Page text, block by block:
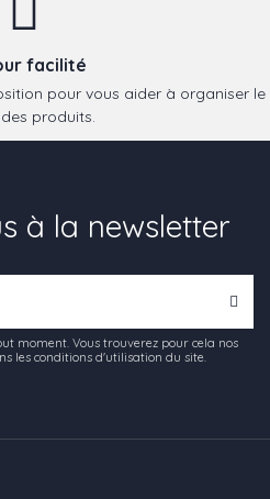
facilité
pour vous aider à organiser le
produits.
à la newsletter
moment. Vous trouverez pour cela nos
les conditions d'utilisation du site.